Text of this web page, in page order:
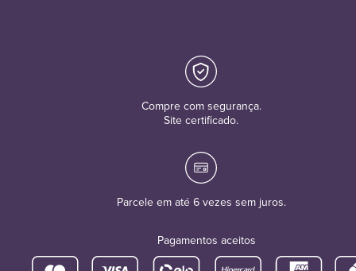
Compre com segurança.
Site certificado.
Parcele em até 6 vezes sem juros.
Pagamentos aceitos